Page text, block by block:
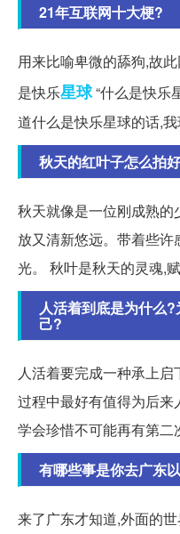
21年互联网十大梗?
用来比喻卑微的舔狗,故
是快乐星球“什么是快乐
道什么是快乐星球的话,我
秋天的红叶子怎么拍
秋天就像是一位刚成熟
放又清新悠远。带着些
光。 秋叶是秋天的灵魂,
人活着到底是为什么
己?
人活着要完成一种承上
过程中最好有值得为后
学会珍惜不可能再有第二
有哪些事是你去广东
来了广东才知道,外面的